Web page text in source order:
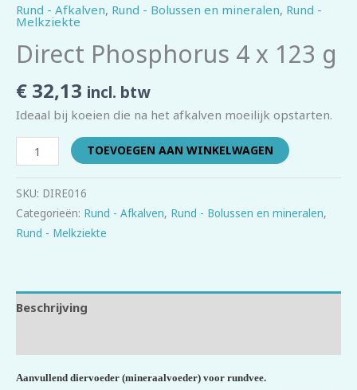
Rund - Afkalven, Rund - Bolussen en mineralen, Rund -
Melkziekte
Direct Phosphorus 4 x 123 g
€ 32,13 incl. btw
Ideaal bij koeien die na het afkalven moeilijk opstarten.
TOEVOEGEN AAN WINKELWAGEN
SKU: DIRE016
Categorieën: Rund - Afkalven, Rund - Bolussen en mineralen,
Rund - Melkziekte
Beschrijving
Aanvullend diervoeder (mineraalvoeder) voor rundvee.